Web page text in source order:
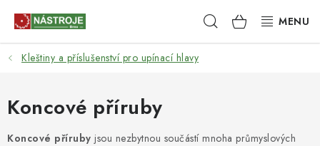
Hledat NÁKUPNÍ
KOŠÍK
NÁSTROJE
AKCE
BRUSIVO
Kleštiny a příslušenství pro upínací hlavy
Koncové příruby
Koncové příruby jsou nezbytnou součástí mnoha průmyslových